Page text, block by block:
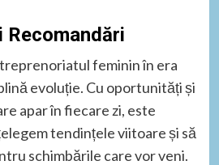
Recomandări
feminin în era
evoluție. Cu oportunități și
apar în fiecare zi, este
tendințele viitoare și să
schimbările care vor veni.